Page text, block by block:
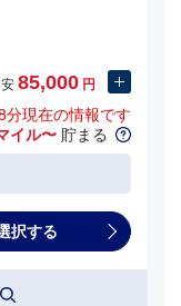
85,000 円
分現在の情報です
イル〜 貯まる